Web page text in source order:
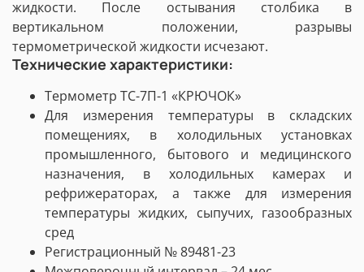
жидкости. После остывания столбика в
вертикальном положении, разрывы
термометрической жидкости исчезают.
Технические характеристики:
Термометр ТС-7П-1 «КРЮЧОК»
Для измерения температуры в складских
помещениях, в холодильных установках
промышленного, бытового и медицинского
назначения, в холодильных камерах и
рефрижераторах, а также для измерения
температуры жидких, сыпучих, газообразных
сред
Регистрационный № 89481-23